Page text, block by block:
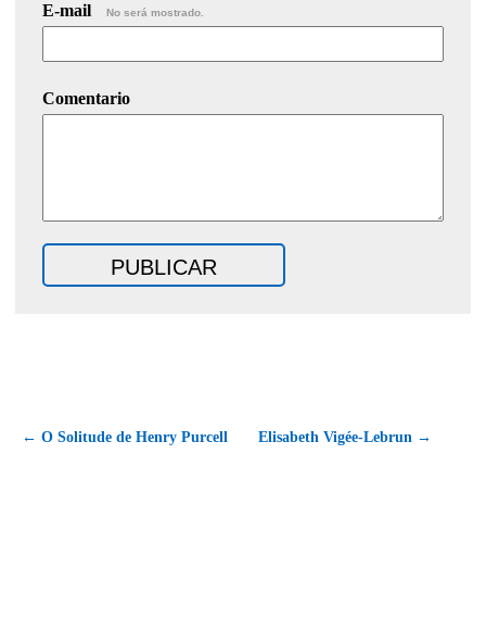
E-mail No será mostrado.
Comentario
← O Solitude de Henry Purcell Elisabeth Vigée-Lebrun →